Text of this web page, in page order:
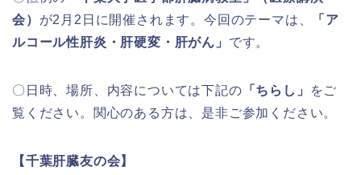
会） が2月2日に開催されます。今回のテーマは、
「ア
ルコール性肝炎・肝硬変・肝がん」 です。
〇日時、場所、内容については下記の 「ちらし」
をご
覧ください。関心のある方は、是非ご参加ください。
【千葉肝臓友の会】